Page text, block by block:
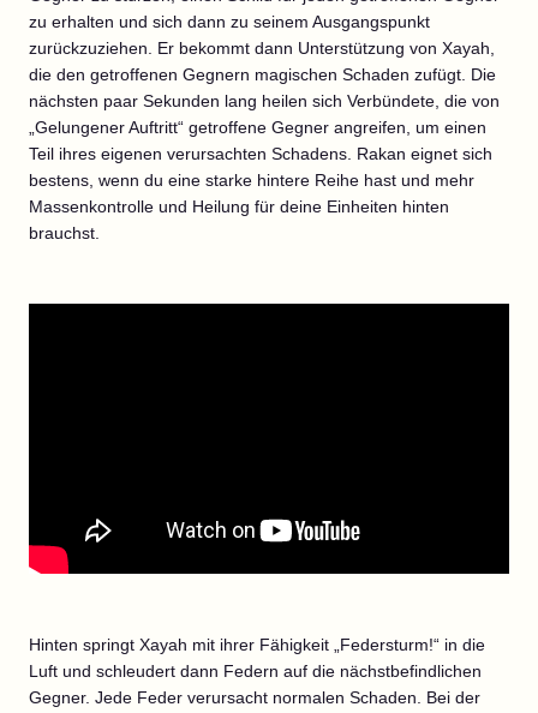
zu erhalten und sich dann zu seinem Ausgangspunkt
zurückzuziehen. Er bekommt dann Unterstützung von Xayah,
die den getroffenen Gegnern magischen Schaden zufügt. Die
nächsten paar Sekunden lang heilen sich Verbündete, die von
„Gelungener Auftritt“ getroffene Gegner angreifen, um einen
Teil ihres eigenen verursachten Schadens. Rakan eignet sich
bestens, wenn du eine starke hintere Reihe hast und mehr
Massenkontrolle und Heilung für deine Einheiten hinten
brauchst.
Hinten springt Xayah mit ihrer Fähigkeit „Federsturm!“ in die
Luft und schleudert dann Federn auf die nächstbefindlichen
Gegner. Jede Feder verursacht normalen Schaden. Bei der